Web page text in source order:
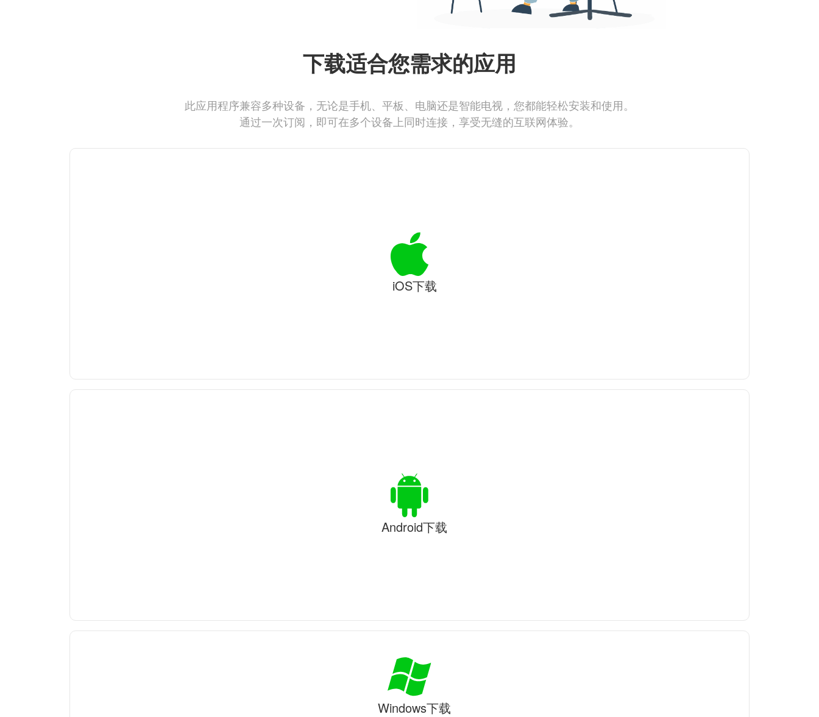
下载适合您需求的应用
此应用程序兼容多种设备，无论是手机、平板、电脑还是智能电视，您都能轻松安装和使用。
通过一次订阅，即可在多个设备上同时连接，享受无缝的互联网体验。
iOS下载
Android下载
Windows下载